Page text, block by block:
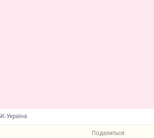
Україна
Поделиться: